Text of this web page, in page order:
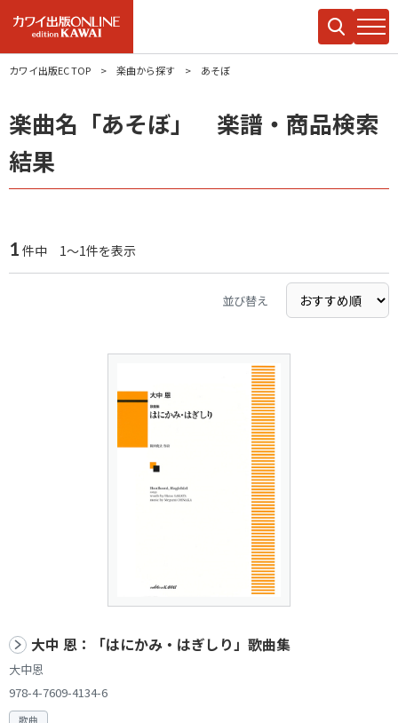
カワイ出版EC TOP 楽曲から探す あそぼ
楽曲名「あそぼ」 楽譜・商品検索
結果
1 件中 1～1件を表示
並び替え
大中 恩：「はにかみ・はぎしり」歌曲集
大中恩
978-4-7609-4134-6
歌曲